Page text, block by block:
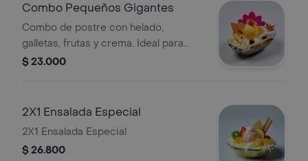
Combo Pequeños Gigantes
Combo de postre con helado,
galletas, frutas y crema. Ideal para
compartir.
$ 23.000
2X1 Ensalada Especial
2X1 Ensalada Especial
$ 26.800